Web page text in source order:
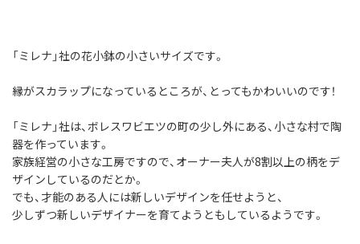
「ミレナ」社の花小鉢の小さいサイズです。
縁がスカラップになっているところが、とってもかわいいのです！
「ミレナ」社は、ボレスワビエツの町の少し外にある、小さな村で陶
器を作っています。
家族経営の小さな工房ですので、オーナー夫人が8割以上の柄をデ
ザインしているのだとか。
でも、才能のある人には新しいデザインを任せようと、
少しずつ新しいデザイナーを育てようともしているようです。